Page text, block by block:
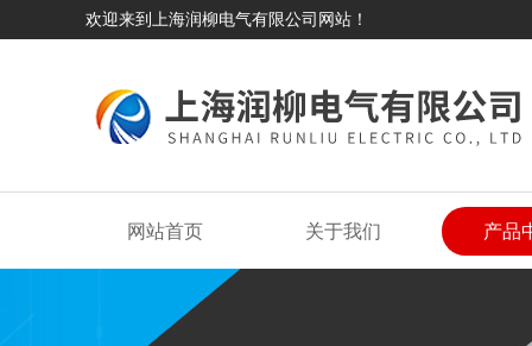
欢迎来到上海润柳电气有限公司网站！
网站首页 关于我们 产品